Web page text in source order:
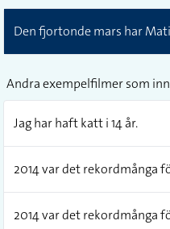
Den fjortonde mars har
Andra exempelfilmer som
Jag har haft katt i 14 år.
2014 var det rekordmånga
2014 var det rekordmånga